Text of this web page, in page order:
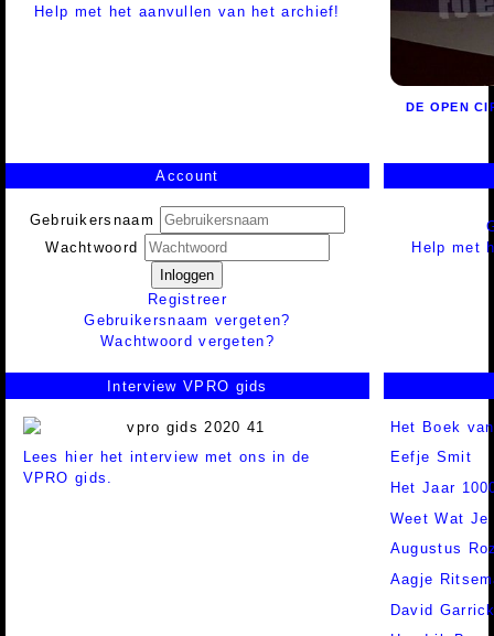
Help met het aanvullen van het archief!
DE OPEN
Account
Gebruikersnaam
Wachtwoord
Inloggen
Registreer
Gebruikersnaam vergeten?
Wachtwoord vergeten?
Help met
Interview VPRO gids
Lees hier het interview met ons in de
VPRO gids.
Het Boek
Eefje Smit
Het Jaar
Weet Wat Je
Augustus
Aagje
David